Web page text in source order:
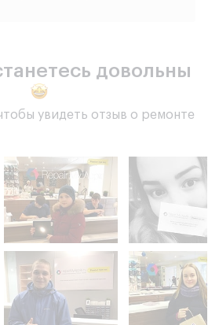
довольны
увидеть отзыв о ремонте